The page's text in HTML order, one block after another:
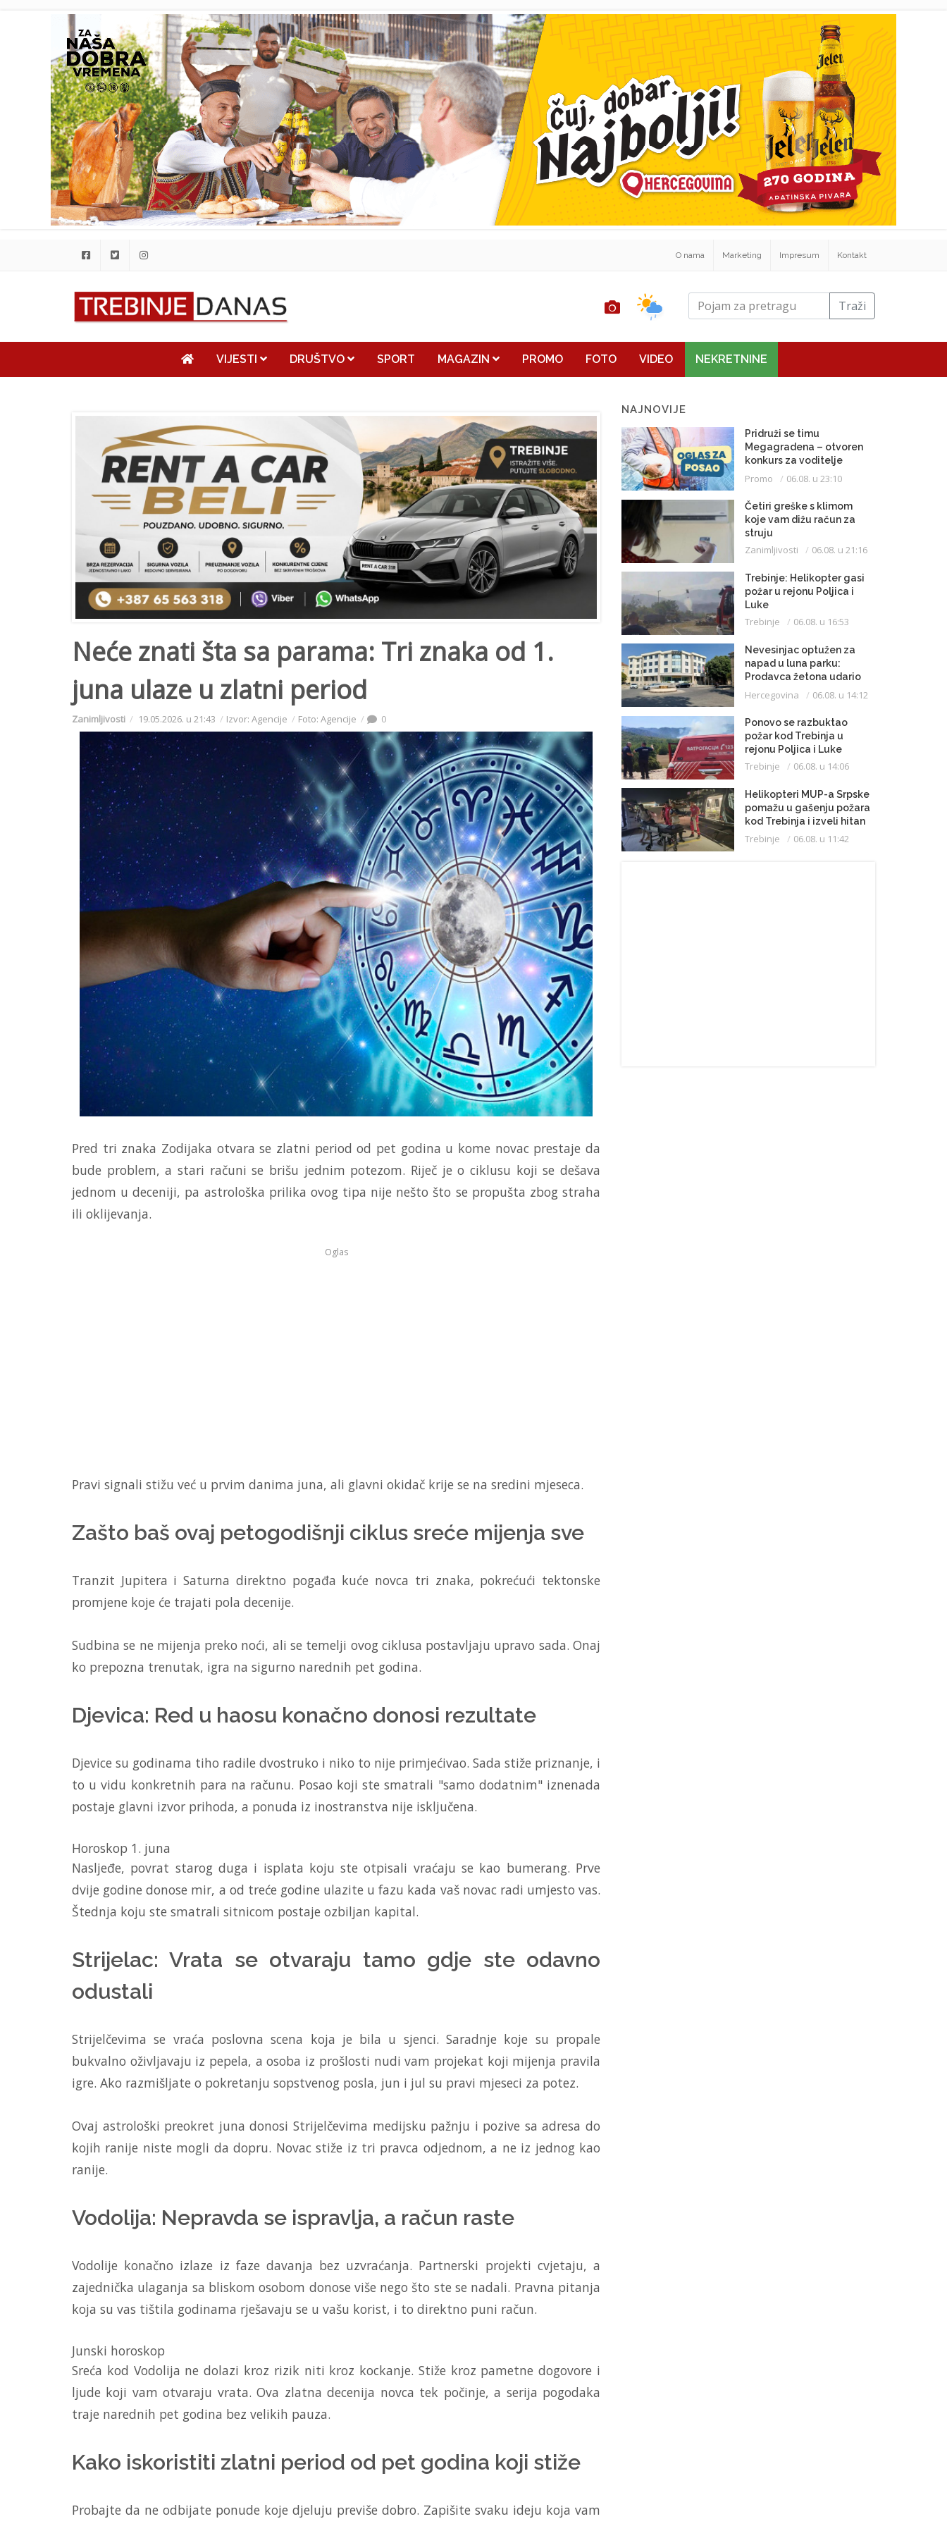
O nama Marketing Impresum Kontakt
Traži
VIJESTI DRUŠTVO SPORT MAGAZIN PROMO FOTO VIDEO NEKRETNINE
Neće znati šta sa parama: Tri znaka od 1.
juna ulaze u zlatni period
Zanimljivosti 19.05.2026. u 21:43 Izvor: Agencije Foto: Agencije 0
Pred tri znaka Zodijaka otvara se zlatni period od pet godina u kome novac prestaje da
bude problem, a stari računi se brišu jednim potezom. Riječ je o ciklusu koji se dešava
jednom u deceniji, pa astrološka prilika ovog tipa nije nešto što se propušta zbog straha
ili oklijevanja.
Oglas
Pravi signali stižu već u prvim danima juna, ali glavni okidač krije se na sredini mjeseca.
Zašto baš ovaj petogodišnji ciklus sreće mijenja sve
Tranzit Jupitera i Saturna direktno pogađa kuće novca tri znaka, pokrećući tektonske
promjene koje će trajati pola decenije.
Sudbina se ne mijenja preko noći, ali se temelji ovog ciklusa postavljaju upravo sada. Onaj
ko prepozna trenutak, igra na sigurno narednih pet godina.
Djevica: Red u haosu konačno donosi rezultate
Djevice su godinama tiho radile dvostruko i niko to nije primjećivao. Sada stiže priznanje, i
to u vidu konkretnih para na računu. Posao koji ste smatrali "samo dodatnim" iznenada
postaje glavni izvor prihoda, a ponuda iz inostranstva nije isključena.
Horoskop 1. juna
Nasljeđe, povrat starog duga i isplata koju ste otpisali vraćaju se kao bumerang. Prve
dvije godine donose mir, a od treće godine ulazite u fazu kada vaš novac radi umjesto vas.
Štednja koju ste smatrali sitnicom postaje ozbiljan kapital.
Strijelac: Vrata se otvaraju tamo gdje ste odavno
odustali
Strijelčevima se vraća poslovna scena koja je bila u sjenci. Saradnje koje su propale
bukvalno oživljavaju iz pepela, a osoba iz prošlosti nudi vam projekat koji mijenja pravila
igre. Ako razmišljate o pokretanju sopstvenog posla, jun i jul su pravi mjeseci za potez.
Ovaj astrološki preokret juna donosi Strijelčevima medijsku pažnju i pozive sa adresa do
kojih ranije niste mogli da dopru. Novac stiže iz tri pravca odjednom, a ne iz jednog kao
ranije.
Vodolija: Nepravda se ispravlja, a račun raste
Vodolije konačno izlaze iz faze davanja bez uzvraćanja. Partnerski projekti cvjetaju, a
zajednička ulaganja sa bliskom osobom donose više nego što ste se nadali. Pravna pitanja
koja su vas tištila godinama rješavaju se u vašu korist, i to direktno puni račun.
Junski horoskop
Sreća kod Vodolija ne dolazi kroz rizik niti kroz kockanje. Stiže kroz pametne dogovore i
ljude koji vam otvaraju vrata. Ova zlatna decenija novca tek počinje, a serija pogodaka
traje narednih pet godina bez velikih pauza.
Kako iskoristiti zlatni period od pet godina koji stiže
Probajte da ne odbijate ponude koje djeluju previše dobro. Zapišite svaku ideju koja vam
NAJNOVIJE
Pridruži se timu
Megagradena – otvoren
konkurs za voditelje
gradilišta
Promo 06.08. u 23:10
Četiri greške s klimom
koje vam dižu račun za
struju
Zanimljivosti 06.08. u 21:16
Trebinje: Helikopter gasi
požar u rejonu Poljica i
Luke
Trebinje 06.08. u 16:53
Nevesinjac optužen za
napad u luna parku:
Prodavca žetona udario
mikrofonom u glavu
Hercegovina 06.08. u 14:12
Ponovo se razbuktao
požar kod Trebinja u
rejonu Poljica i Luke
Trebinje 06.08. u 14:06
Helikopteri MUP-a Srpske
pomažu u gašenju požara
kod Trebinja i izveli hitan
medicinski let do
Beograda
Trebinje 06.08. u 11:42